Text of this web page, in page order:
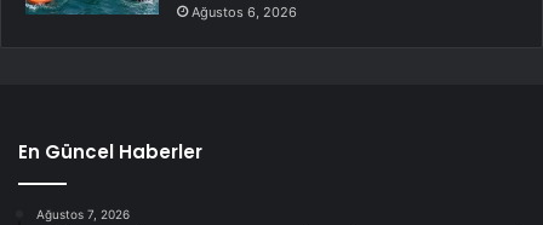
Ağustos 6, 2026
En Güncel Haberler
Ağustos 7, 2026